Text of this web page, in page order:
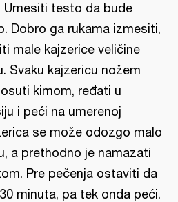
Umesiti testo da bude
Dobro ga rukama izmesiti,
male kajzerice veličine
Svaku kajzericu nožem
kimom, ređati u
i peći na umerenoj
se može odozgo malo
a prethodno je namazati
Pre pečenja ostaviti da
minuta, pa tek onda peći.